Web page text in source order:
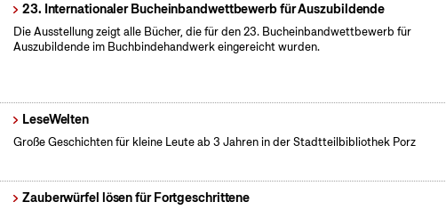
23. Internationaler Bucheinbandwettbewerb für Auszubildende
Die Ausstellung zeigt alle Bücher, die für den 23. Bucheinbandwettbewerb für
Auszubildende im Buchbindehandwerk eingereicht wurden.
LeseWelten
Große Geschichten für kleine Leute ab 3 Jahren in der Stadtteilbibliothek Porz
​Zauberwürfel lösen für Fortgeschrittene